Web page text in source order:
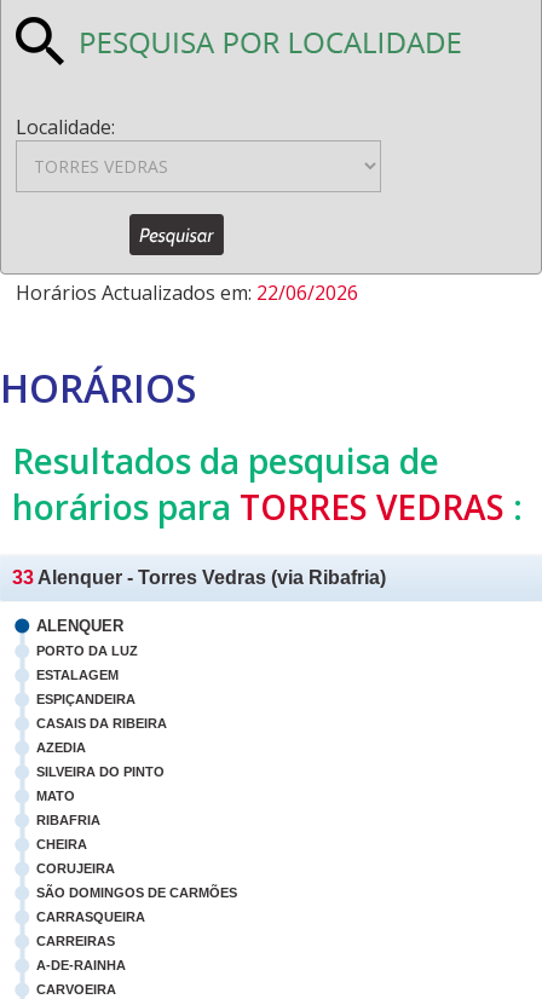
Localidade:
Horários Actualizados em: 22/06/2026
HORÁRIOS
Resultados da pesquisa de
horários para TORRES VEDRAS :
33 Alenquer - Torres Vedras (via Ribafria)
ALENQUER
PORTO DA LUZ
ESTALAGEM
ESPIÇANDEIRA
CASAIS DA RIBEIRA
AZEDIA
SILVEIRA DO PINTO
MATO
RIBAFRIA
CHEIRA
CORUJEIRA
SÃO DOMINGOS DE CARMÕES
CARRASQUEIRA
CARREIRAS
A-DE-RAINHA
CARVOEIRA